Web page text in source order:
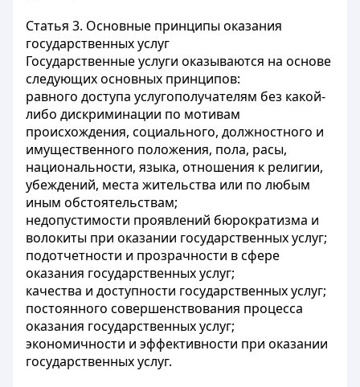
Статья 3. Основные принципы оказания
государственных услуг
Государственные услуги оказываются на основе
следующих основных принципов:
равного доступа услугополучателям без какой-
либо дискриминации по мотивам
происхождения, социального, должностного и
имущественного положения, пола, расы,
национальности, языка, отношения к религии,
убеждений, места жительства или по любым
иным обстоятельствам;
недопустимости проявлений бюрократизма и
волокиты при оказании государственных услуг;
подотчетности и прозрачности в сфере
оказания государственных услуг;
качества и доступности государственных услуг;
постоянного совершенствования процесса
оказания государственных услуг;
экономичности и эффективности при оказании
государственных услуг.